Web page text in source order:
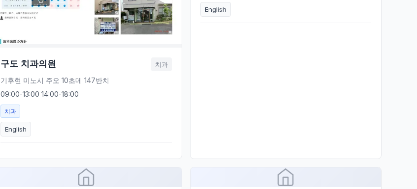
구도 치과의원 치과
기후현 미노시 주오 10초메 147반치
09:00-13:00 14:00-18:00
치과
English
English